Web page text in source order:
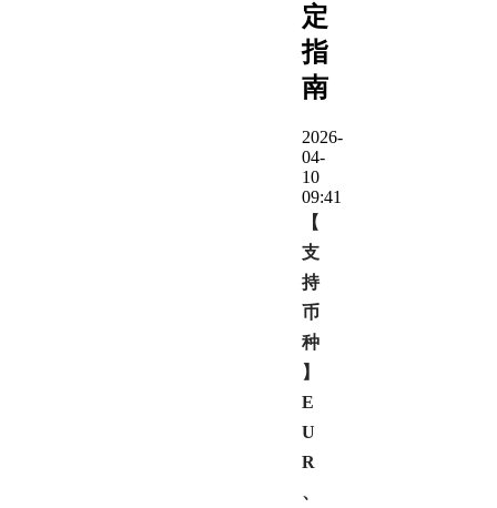
定
指
南
2026-
04-
10
09:41
【
支
持
币
种
】
E
U
R
、